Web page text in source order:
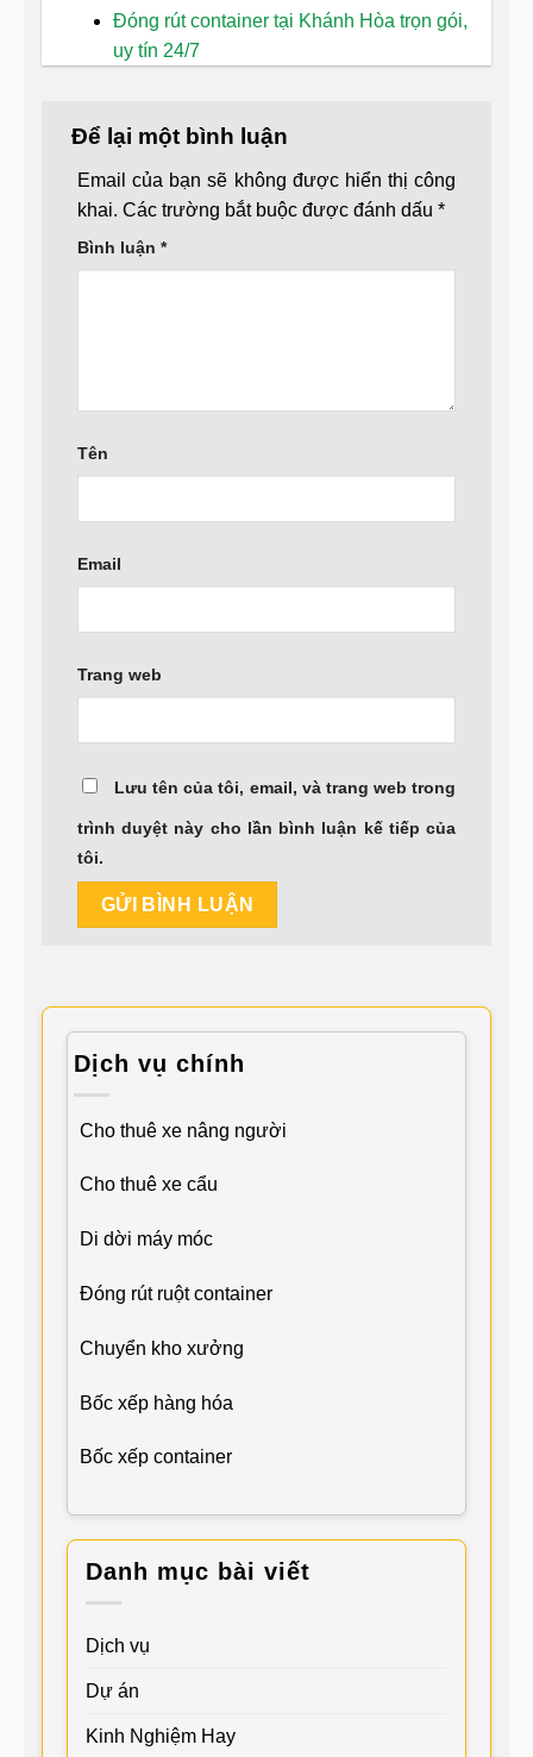
Đóng rút container tại Khánh Hòa trọn gói,
uy tín 24/7
Để lại một bình luận
Email của bạn sẽ không được hiển thị công
khai. Các trường bắt buộc được đánh dấu *
Bình luận *
Tên
Email
Trang web
Lưu tên của tôi, email, và trang web trong
trình duyệt này cho lần bình luận kế tiếp của
tôi.
Dịch vụ chính
Cho thuê xe nâng người
Cho thuê xe cẩu
Di dời máy móc
Đóng rút ruột container
Chuyển kho xưởng
Bốc xếp hàng hóa
Bốc xếp container
Danh mục bài viết
Dịch vụ
Dự án
Kinh Nghiệm Hay